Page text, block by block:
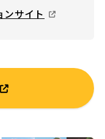
ンサイト